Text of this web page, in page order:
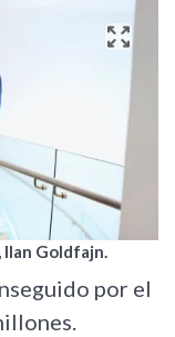
Ilan Goldfajn.
por el